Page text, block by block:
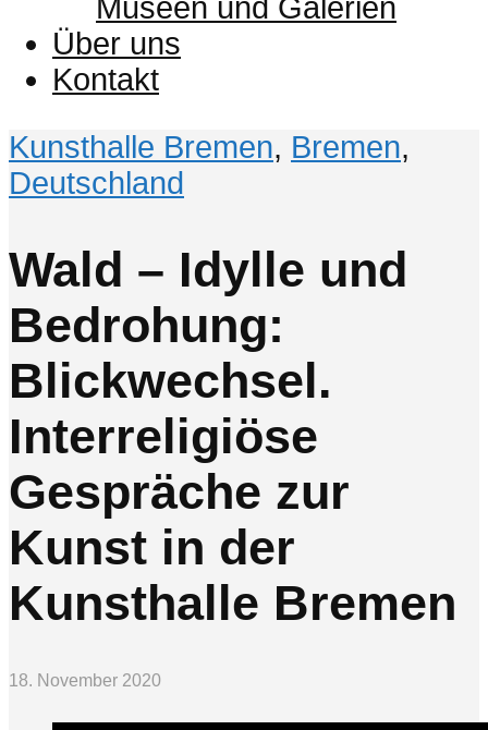
Museen und Galerien
Über uns
Kontakt
Kunsthalle Bremen, Bremen,
Deutschland
Wald – Idylle und
Bedrohung:
Blickwechsel.
Interreligiöse
Gespräche zur
Kunst in der
Kunsthalle Bremen
18. November 2020